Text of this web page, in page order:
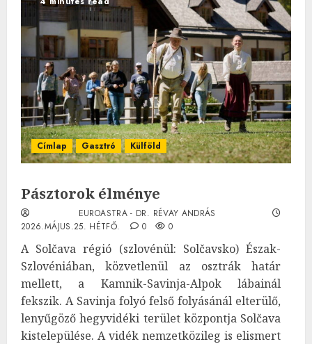
Címlap Gasztró Külföld
Pásztorok élménye
EUROASTRA - DR. RÉVAY ANDRÁS
2026.MÁJUS.25. HÉTFŐ.
0 0
A Solčava régió (szlovénül: Solčavsko) Észak-
Szlovéniában, közvetlenül az osztrák határ
mellett, a Kamnik-Savinja-Alpok lábainál
fekszik. A Savinja folyó felső folyásánál elterülő,
lenyűgöző hegyvidéki terület központja Solčava
kistelepülése. A vidék nemzetközileg is elismert